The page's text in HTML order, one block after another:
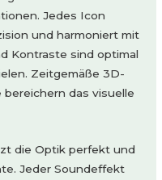
Jedes Icon
und harmoniert mit
Kontraste sind optimal
Zeitgemäße 3D-
das visuelle
die Optik perfekt und
Jeder Soundeffekt